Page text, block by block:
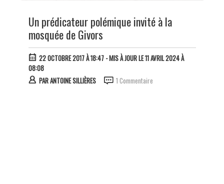
Un prédicateur polémique invité à la
mosquée de Givors
22 OCTOBRE 2017 À 18:47- MIS À JOUR LE 11 AVRIL 2024 À
08:08
PARANTOINE SILLIÈRES 1 Commentaire